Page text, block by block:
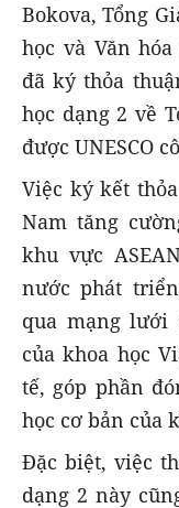
Bokova, Tổng
học và Văn hóa
đã ký thỏa
học dạng 2 về
được UNESCO
Việc ký kết
Nam tăng
khu vực
nước phát
qua mạng lưới
của khoa học
tế, góp phần
học cơ bản của
Đặc biệt, việc
dạng 2 này